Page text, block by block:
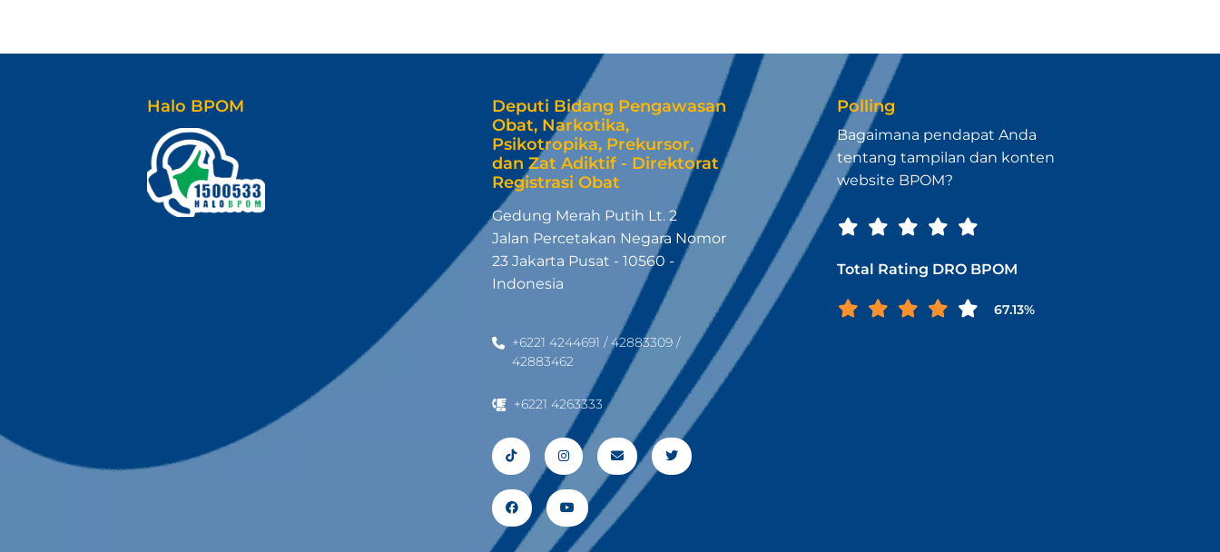
Halo BPOM
Deputi Bidang Pengawasan
Obat, Narkotika,
Psikotropika, Prekursor,
dan Zat Adiktif - Direktorat
Registrasi Obat
Gedung Merah Putih Lt. 2
Jalan Percetakan Negara Nomor
23 Jakarta Pusat - 10560 -
Indonesia
+6221 4244691 / 42883309 /
42883462
+6221 4263333
Polling
Bagaimana pendapat Anda
tentang tampilan dan konten
website BPOM?
Total Rating DRO BPOM
67.13%